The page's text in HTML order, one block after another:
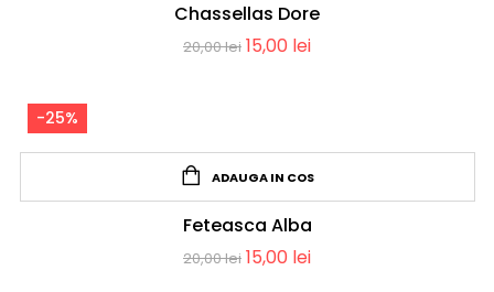
Chassellas Dore
20,00lei 15,00 lei
-25%
ADAUGA IN COS
Feteasca Alba
20,00lei 15,00 lei